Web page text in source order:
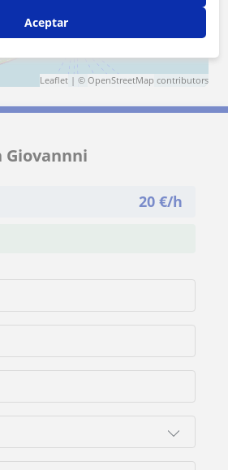
Leaflet | © OpenStreetMap contributors
Giovannni
20 €/h
Aceptar